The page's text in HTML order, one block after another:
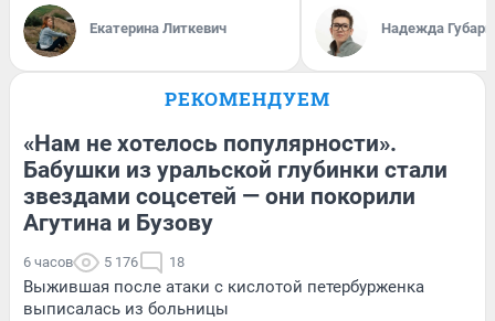
Екатерина Литкевич Надежда Губарь
РЕКОМЕНДУЕМ
«Нам не хотелось популярности».
Бабушки из уральской глубинки стали
звездами соцсетей — они покорили
Агутина и Бузову
6 часов 5 176 18
Выжившая после атаки с кислотой петербурженка
выписалась из больницы